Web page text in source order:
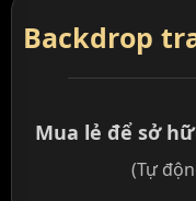
Backdrop
Mua lẻ để sở
(Tự